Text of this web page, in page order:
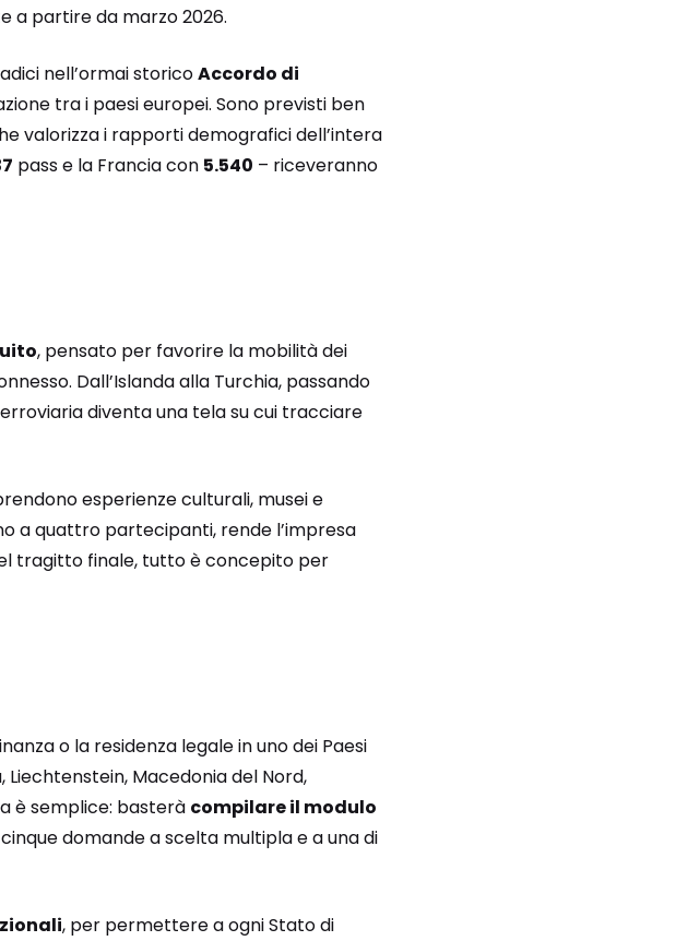
a partire da marzo 2026.
nell’ormai storicoAccordo di
tra i paesi europei. Sono previsti ben
valorizza i rapporti demografici dell’intera
pass e la Francia con 5.540 – riceveranno
, pensato per favorire la mobilità dei
Dall’Islanda alla Turchia, passando
diventa una tela su cui tracciare
esperienze culturali, musei e
a quattro partecipanti, rende l’impresa
tragitto finale, tutto è concepito per
o la residenza legale in uno dei Paesi
Liechtenstein, Macedonia del Nord,
è semplice: basterà compilare il modulo
domande a scelta multipla e a una di
, per permettere a ogni Stato di